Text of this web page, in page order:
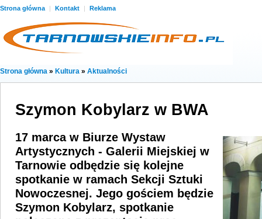
Strona główna | Kontakt | Reklama
Strona główna » Kultura » Aktualności
Szymon Kobylarz w BWA
17 marca w Biurze Wystaw
Artystycznych - Galerii Miejskiej w
Tarnowie odbędzie się kolejne
spotkanie w ramach Sekcji Sztuki
Nowoczesnej. Jego gościem będzie
Szymon Kobylarz, spotkanie